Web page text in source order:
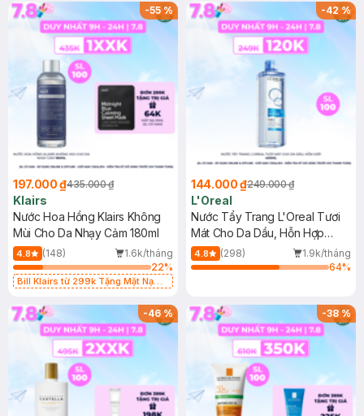
-55%
197.000 ₫435.000 ₫
Klairs
Nước Hoa Hồng Klairs Không
Mùi Cho Da Nhạy Cảm 180ml
4.8 (148)
1.6k/tháng
22%
Bill Klairs từ 299k Tặng Mặt Nạ
25ml (SL Có Hạn)
-42%
144.000 ₫249.000 ₫
L'Oreal
Nước Tẩy Trang L'Oreal Tươi
Mát Cho Da Dầu, Hỗn Hợp
400ml
4.8 (298)
1.9k/tháng
64%
-46% -38%